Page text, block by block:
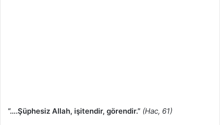
“….Şüphesiz Allah, işitendir, görendir.” (Hac, 61)